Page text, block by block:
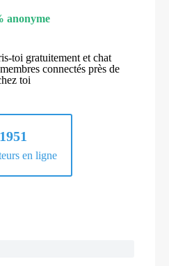
anonyme
toi gratuitement et chat
connectés près de
toi
1951
en ligne